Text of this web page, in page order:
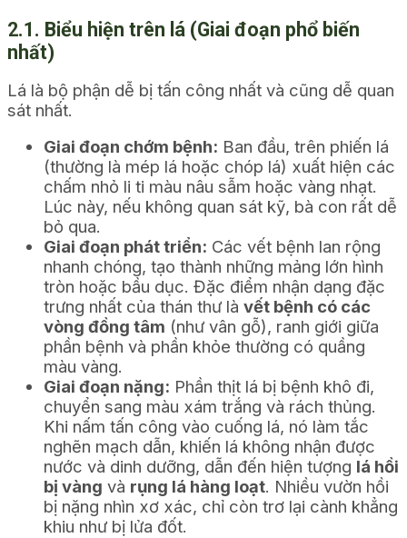
2.1. Biểu hiện trên lá (Giai đoạn phổ biến
nhất)
Lá là bộ phận dễ bị tấn công nhất và cũng dễ quan
sát nhất.
Giai đoạn chớm bệnh: Ban đầu, trên phiến lá
(thường là mép lá hoặc chóp lá) xuất hiện các
chấm nhỏ li ti màu nâu sẫm hoặc vàng nhạt.
Lúc này, nếu không quan sát kỹ, bà con rất dễ
bỏ qua.
Giai đoạn phát triển: Các vết bệnh lan rộng
nhanh chóng, tạo thành những mảng lớn hình
tròn hoặc bầu dục. Đặc điểm nhận dạng đặc
trưng nhất của thán thư là vết bệnh có các
vòng đồng tâm (như vân gỗ), ranh giới giữa
phần bệnh và phần khỏe thường có quầng
màu vàng.
Giai đoạn nặng: Phần thịt lá bị bệnh khô đi,
chuyển sang màu xám trắng và rách thủng.
Khi nấm tấn công vào cuống lá, nó làm tắc
nghẽn mạch dẫn, khiến lá không nhận được
nước và dinh dưỡng, dẫn đến hiện tượng lá hồi
bị vàng và rụng lá hàng loạt. Nhiều vườn hồi
bị nặng nhìn xơ xác, chỉ còn trơ lại cành khẳng
khiu như bị lửa đốt.